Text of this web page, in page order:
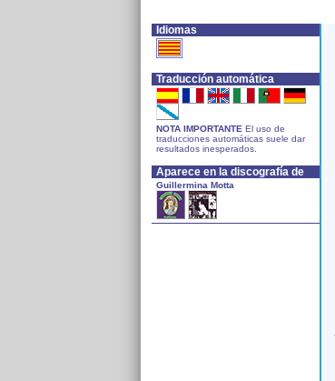
Idiomas
Traducción automática
NOTA IMPORTANTE El uso de
traducciones automáticas suele dar
resultados inesperados.
Aparece en la discografía de
Guillermina Motta